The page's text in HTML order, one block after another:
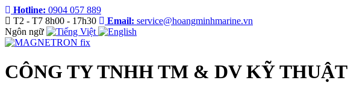
Hotline: 0904 057 889
T2 - T7 8h00 - 17h30
Email: service@hoangminhmarine.vn
Ngôn ngữ
CÔNG TY TNHH TM & DV KỸ THUẬT